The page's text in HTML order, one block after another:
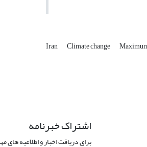
Iran Climate change
اشتراک خبرنامه
برای دریافت اخبار و اطلاعیه های